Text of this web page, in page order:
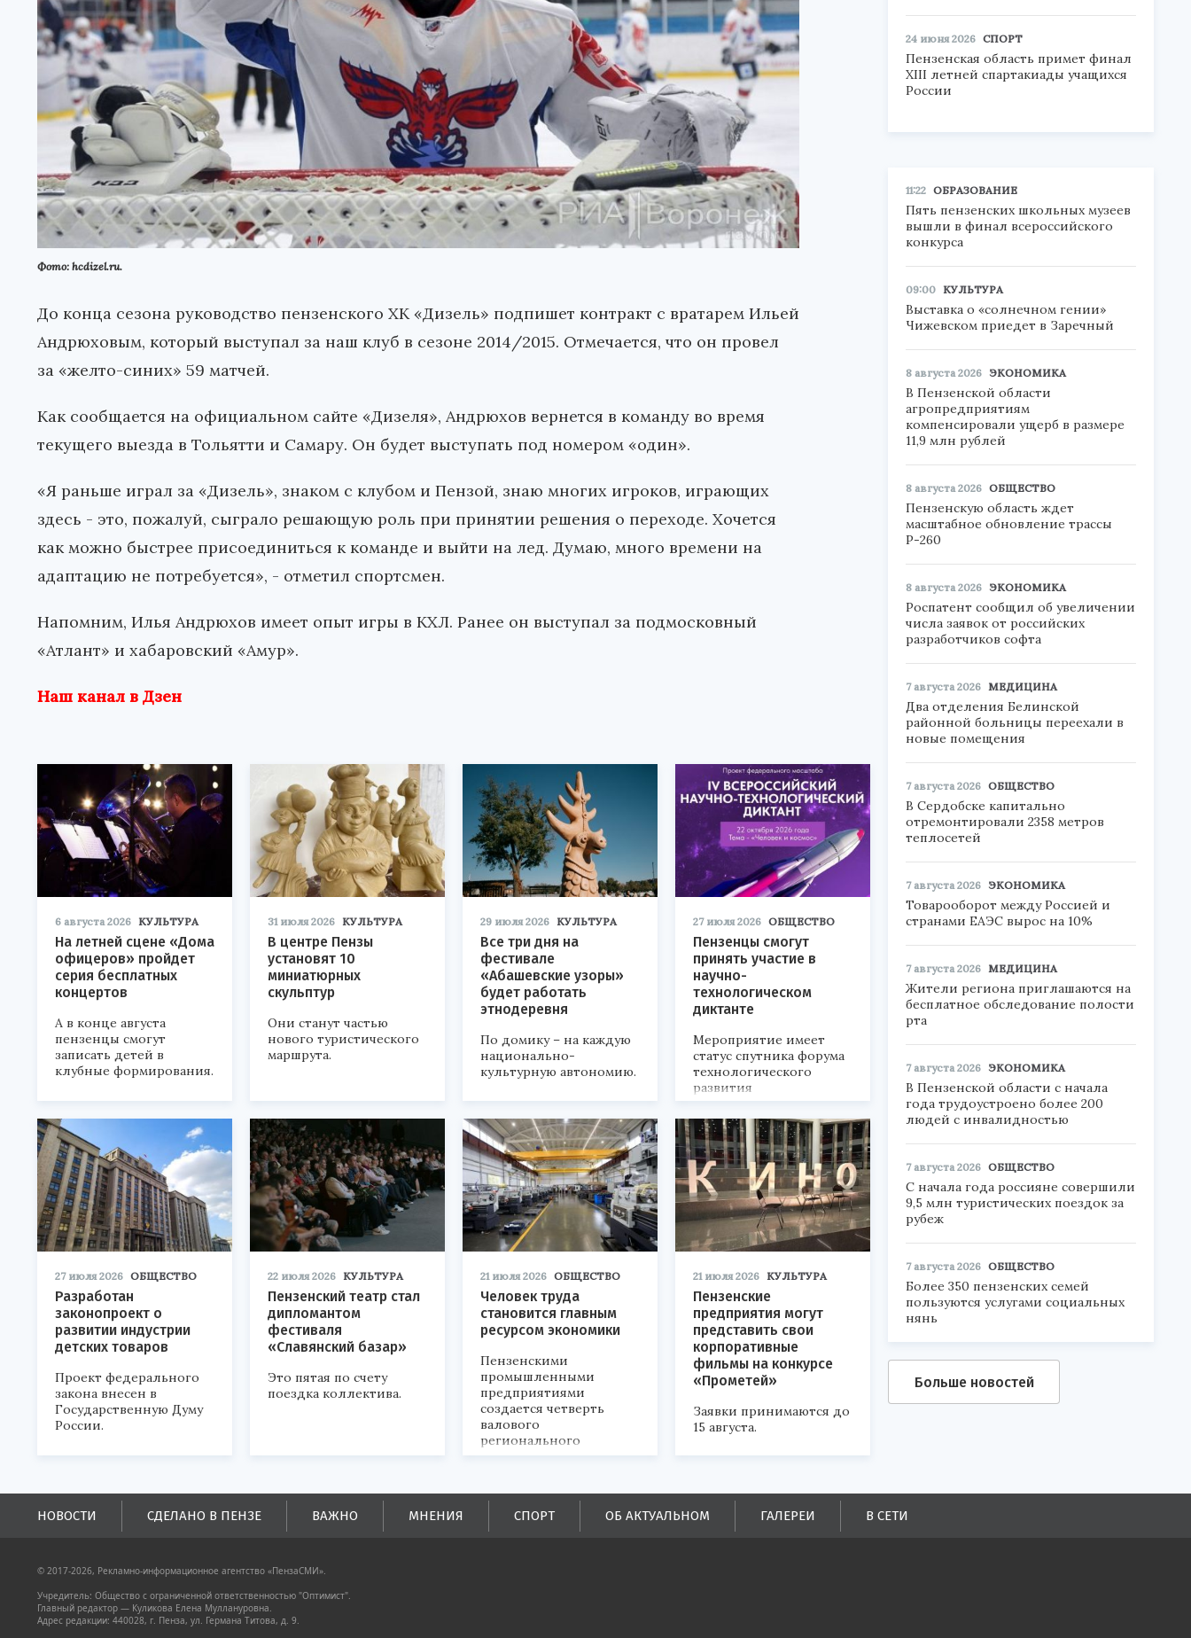
Фото: hcdizel.ru.
До конца сезона руководство пензенского ХК «Дизель» подпишет контракт с вратарем Ильей
Андрюховым, который выступал за наш клуб в сезоне 2014/2015. Отмечается, что он провел
за «желто-синих» 59 матчей.
Как сообщается на официальном сайте «Дизеля», Андрюхов вернется в команду во время
текущего выезда в Тольятти и Самару. Он будет выступать под номером «один».
«Я раньше играл за «Дизель», знаком с клубом и Пензой, знаю многих игроков, играющих
здесь - это, пожалуй, сыграло решающую роль при принятии решения о переходе. Хочется
как можно быстрее присоединиться к команде и выйти на лед. Думаю, много времени на
адаптацию не потребуется», - отметил спортсмен.
Hапомним, Илья Андрюхов имеет опыт игры в КХЛ. Ранее он выступал за подмосковный
«Атлант» и хабаровский «Амур».
Наш канал в Дзен
6 августа 2026 КУЛЬТУРА
На летней сцене «Дома
офицеров» пройдет
серия бесплатных
концертов
А в конце августа
пензенцы смогут
записать детей в
клубные формирования.
31 июля 2026 КУЛЬТУРА
В центре Пензы
установят 10
миниатюрных
скульптур
Они станут частью
нового туристического
маршрута.
29 июля 2026 КУЛЬТУРА
Все три дня на
фестивале
«Абашевские узоры»
будет работать
этнодеревня
По домику – на каждую
национально-
культурную автономию.
27 июля 2026 ОБЩЕСТВО
Пензенцы смогут
принять участие в
научно-
технологическом
диктанте
Мероприятие имеет
статус спутника форума
технологического
развития
«Технопром-2026».
27 июля 2026 ОБЩЕСТВО
Разработан
законопроект о
развитии индустрии
детских товаров
Проект федерального
закона внесен в
Государственную Думу
России.
22 июля 2026 КУЛЬТУРА
Пензенский театр стал
дипломантом
фестиваля
«Славянский базар»
Это пятая по счету
поездка коллектива.
21 июля 2026 ОБЩЕСТВО
Человек труда
становится главным
ресурсом экономики
Пензенскими
промышленными
предприятиями
создается четверть
валового
регионального
продукта и
поступлений в
бюджеты всех уровней.
21 июля 2026 КУЛЬТУРА
Пензенские
предприятия могут
представить свои
корпоративные
фильмы на конкурсе
«Прометей»
Заявки принимаются до
15 августа.
24 июня 2026 СПОРТ
Пензенская область примет финал
XIII летней спартакиады учащихся
России
11:22 ОБРАЗОВАНИЕ
Пять пензенских школьных музеев
вышли в финал всероссийского
конкурса
09:00 КУЛЬТУРА
Выставка о «солнечном гении»
Чижевском приедет в Заречный
8 августа 2026 ЭКОНОМИКА
В Пензенской области
агропредприятиям
компенсировали ущерб в размере
11,9 млн рублей
8 августа 2026 ОБЩЕСТВО
Пензенскую область ждет
масштабное обновление трассы
Р-260
8 августа 2026 ЭКОНОМИКА
Роспатент сообщил об увеличении
числа заявок от российских
разработчиков софта
7 августа 2026 МЕДИЦИНА
Два отделения Белинской
районной больницы переехали в
новые помещения
7 августа 2026 ОБЩЕСТВО
В Сердобске капитально
отремонтировали 2358 метров
теплосетей
7 августа 2026 ЭКОНОМИКА
Товарооборот между Россией и
странами ЕАЭС вырос на 10%
7 августа 2026 МЕДИЦИНА
Жители региона приглашаются на
бесплатное обследование полости
рта
7 августа 2026 ЭКОНОМИКА
В Пензенской области с начала
года трудоустроено более 200
людей с инвалидностью
7 августа 2026 ОБЩЕСТВО
С начала года россияне совершили
9,5 млн туристических поездок за
рубеж
7 августа 2026 ОБЩЕСТВО
Более 350 пензенских семей
пользуются услугами социальных
нянь
Больше новостей
НОВОСТИ СДЕЛАНО В ПЕНЗЕ ВАЖНО МНЕНИЯ СПОРТ ОБ АКТУАЛЬНОМ ГАЛЕРЕИ В СЕТИ
© 2017-2026, Рекламно-информационное агентство «ПензаСМИ».
Учредитель: Общество с ограниченной ответственностью "Оптимист".
Главный редактор — Куликова Елена Муллануровна.
Адрес редакции: 440028, г. Пенза, ул. Германа Титова, д. 9.